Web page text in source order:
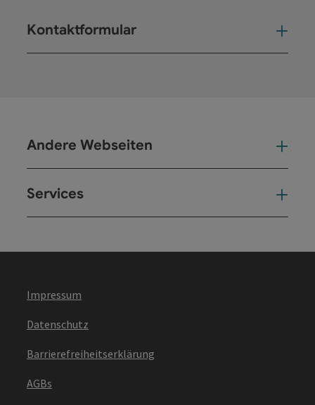
Kontaktformular
Andere Webseiten
Services
Impressum
Datenschutz
Barrierefreiheitserklärung
AGBs